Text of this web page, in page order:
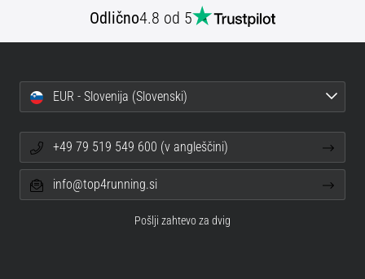
Odlično4.8 od 5
EUR - Slovenija (Slovenski)
+49 79 519 549 600 (v angleščini)
info@top4running.si
Pošlji zahtevo za dvig